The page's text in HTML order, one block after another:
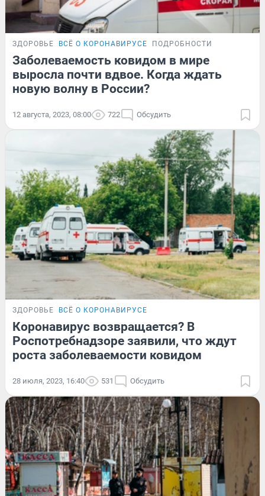
ЗДОРОВЬЕ ВСЁ О КОРОНАВИРУСЕ ПОДРОБНОСТИ
Заболеваемость ковидом в мире
выросла почти вдвое. Когда ждать
новую волну в России?
12 августа, 2023, 08:00 722 Обсудить
ЗДОРОВЬЕ ВСЁ О КОРОНАВИРУСЕ
Коронавирус возвращается? В
Роспотребнадзоре заявили, что ждут
роста заболеваемости ковидом
28 июля, 2023, 16:40 531 Обсудить